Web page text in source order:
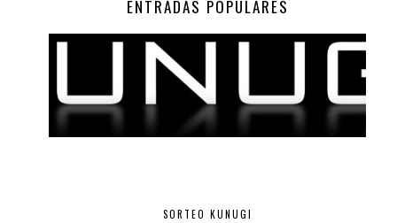
ENTRADAS POPULARES
SORTEO KUNUGI